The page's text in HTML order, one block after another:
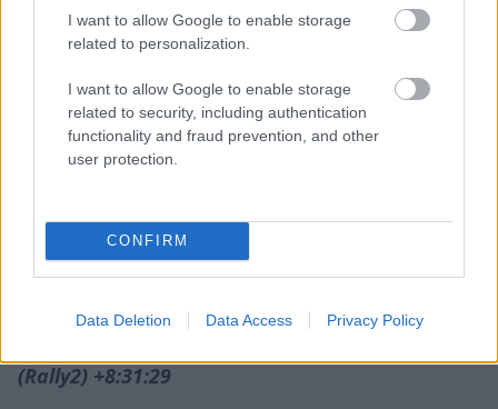
I want to allow Google to enable storage
related to personalization.
I want to allow Google to enable storage
related to security, including authentication
functionality and fraud prevention, and other
user protection.
CONFIRM
Data Deletion Data Access Privacy Policy
Rally (Rally2) +6:10:26
22 #25 Jérome Martiny (BEL) Honda CRF 450 Rally
(Rally2) +6:46:41
23 #58 Davydas Karka (LTU) Honda CFR 450 Rally
(Rally2) +7:24:39
+8:08:57
25 #38 Jerome Bas (FRA) KTM 450 Rally (Rally2)
(Rally2) +8:31:29